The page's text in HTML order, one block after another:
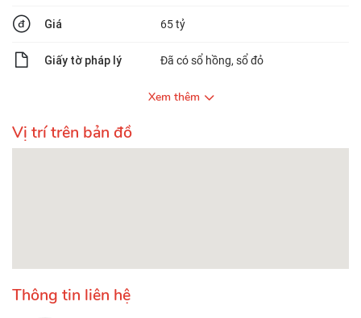
Giá 65 tỷ
Giấy tờ pháp lý Đã có sổ hồng, sổ đỏ
Xem thêm
Vị trí trên bản đồ
Thông tin liên hệ